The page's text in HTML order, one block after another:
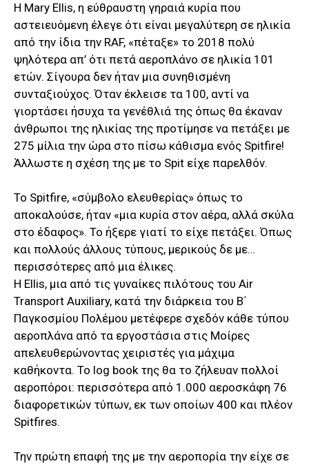
Η Mary Ellis, η εύθραυστη γηραιά κυρία που
αστειευόμενη έλεγε ότι είναι μεγαλύτερη σε ηλικία
από την ίδια την RAF, «πέταξε» το 2018 πολύ
ψηλότερα απ’ ότι πετά αεροπλάνο σε ηλικία 101
ετών. Σίγουρα δεν ήταν μια συνηθισμένη
συνταξιούχος. Όταν έκλεισε τα 100, αντί να
γιορτάσει ήσυχα τα γενέθλιά της όπως θα έκαναν
άνθρωποι της ηλικίας της προτίμησε να πετάξει με
275 μίλια την ώρα στο πίσω κάθισμα ενός Spitfire!
Άλλωστε η σχέση της με το Spit είχε παρελθόν.
To Spitfire, «σύμβολο ελευθερίας» όπως το
αποκαλούσε, ήταν «μια κυρία στον αέρα, αλλά σκύλα
στο έδαφος». Το ήξερε γιατί το είχε πετάξει. Όπως
και πολλούς άλλους τύπους, μερικούς δε με…
περισσότερες από μια έλικες.
Η Εllis, μια από τις γυναίκες πιλότους του Air
Transport Auxiliary, κατά την διάρκεια του Β΄
Παγκοσμίου Πολέμου μετέφερε σχεδόν κάθε τύπου
αεροπλάνα από τα εργοστάσια στις Μοίρες
απελευθερώνοντας χειριστές για μάχιμα
καθήκοντα. Το log book της θα το ζήλευαν πολλοί
αεροπόροι: περισσότερα από 1.000 αεροσκάφη 76
διαφορετικών τύπων, εκ των οποίων 400 και πλέον
Spitfires.
Την πρώτη επαφή της με την αεροπορία την είχε σε